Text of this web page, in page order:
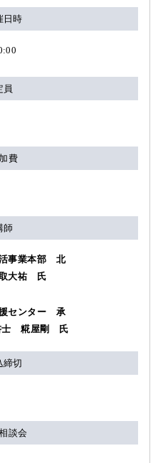
日時
員
費
師
事業本部 北
大祐 氏
援センター 承
士 糀屋剛 氏
締切
談会